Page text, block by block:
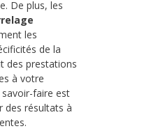
De plus, les
les
de la
des prestations
à votre
faire est
des résultats à